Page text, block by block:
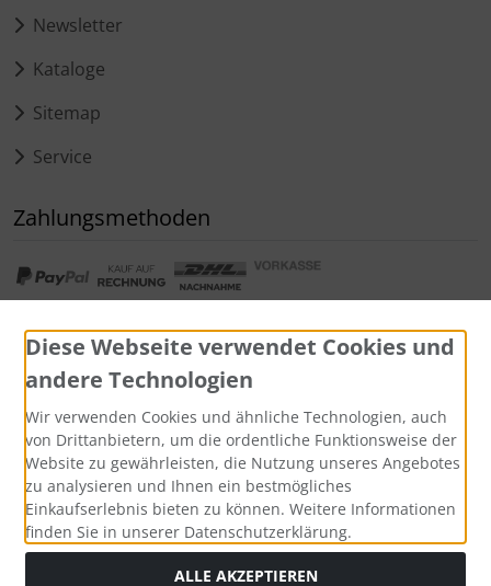
Newsletter
Kataloge
Sitemap
Service
Zahlungsmethoden
Diese Webseite verwendet Cookies und
andere Technologien
Wir verwenden Cookies und ähnliche Technologien, auch
von Drittanbietern, um die ordentliche Funktionsweise der
Website zu gewährleisten, die Nutzung unseres Angebotes
zu analysieren und Ihnen ein bestmögliches
Einkaufserlebnis bieten zu können. Weitere Informationen
finden Sie in unserer Datenschutzerklärung.
ALLE AKZEPTIEREN